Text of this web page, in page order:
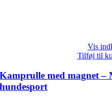
Vis
Tilføj til
Kamprulle med magnet –
hundesport